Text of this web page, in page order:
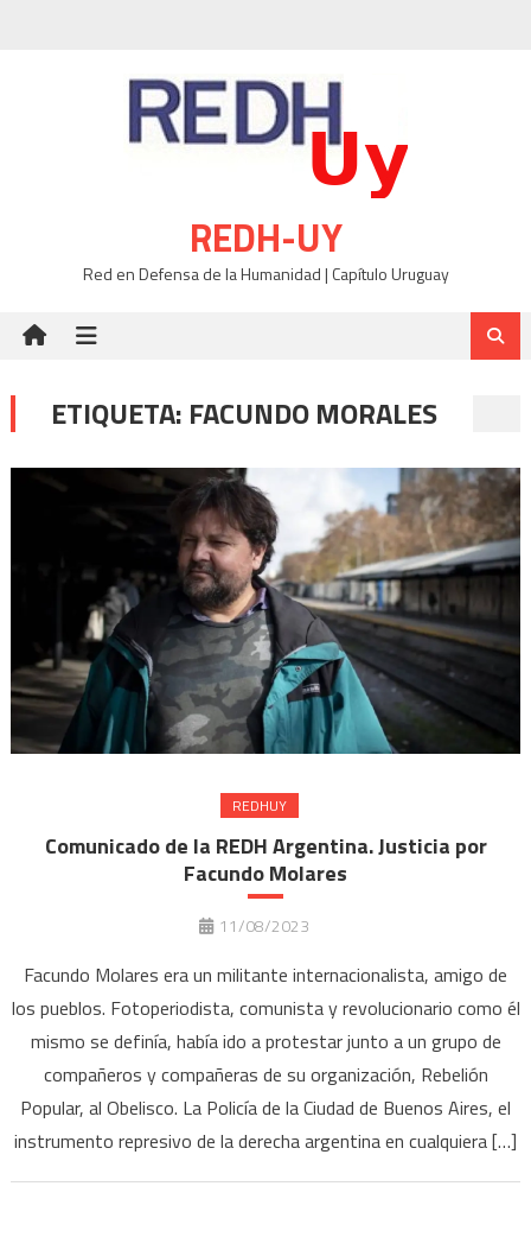
REDH-UY
Red en Defensa de la Humanidad | Capítulo Uruguay
ETIQUETA: FACUNDO MORALES
REDHUY
Comunicado de la REDH Argentina. Justicia por
Facundo Molares
11/08/2023
Facundo Molares era un militante internacionalista, amigo de
los pueblos. Fotoperiodista, comunista y revolucionario como él
mismo se definía, había ido a protestar junto a un grupo de
compañeros y compañeras de su organización, Rebelión
Popular, al Obelisco. La Policía de la Ciudad de Buenos Aires, el
instrumento represivo de la derecha argentina en cualquiera […]